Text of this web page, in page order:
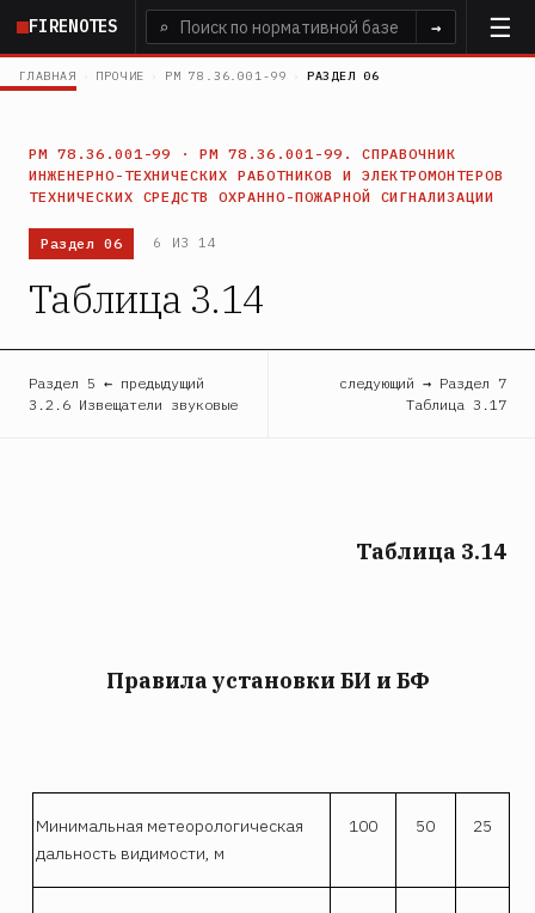
Перейти
основному
FIRENOTES ⌕ →
ГЛАВНАЯ › ПРОЧИЕ › РМ 78.36.001-99 › РАЗДЕЛ 06
РМ 78.36.001-99 · РМ 78.36.001-99. СПРАВОЧНИК
ИНЖЕНЕРНО-ТЕХНИЧЕСКИХ РАБОТНИКОВ И ЭЛЕКТРОМОНТЕРОВ
ТЕХНИЧЕСКИХ СРЕДСТВ ОХРАННО-ПОЖАРНОЙ СИГНАЛИЗАЦИИ
Раздел 06 6 ИЗ 14
Таблица 3.14
Раздел 5 ← предыдущий
3.2.6 Извещатели звуковые
следующий → Раздел 7
Таблица 3.17
Таблица 3.14
Правила установки БИ и БФ
Минимальная метеорологическая
дальность видимости, м
100 50 25